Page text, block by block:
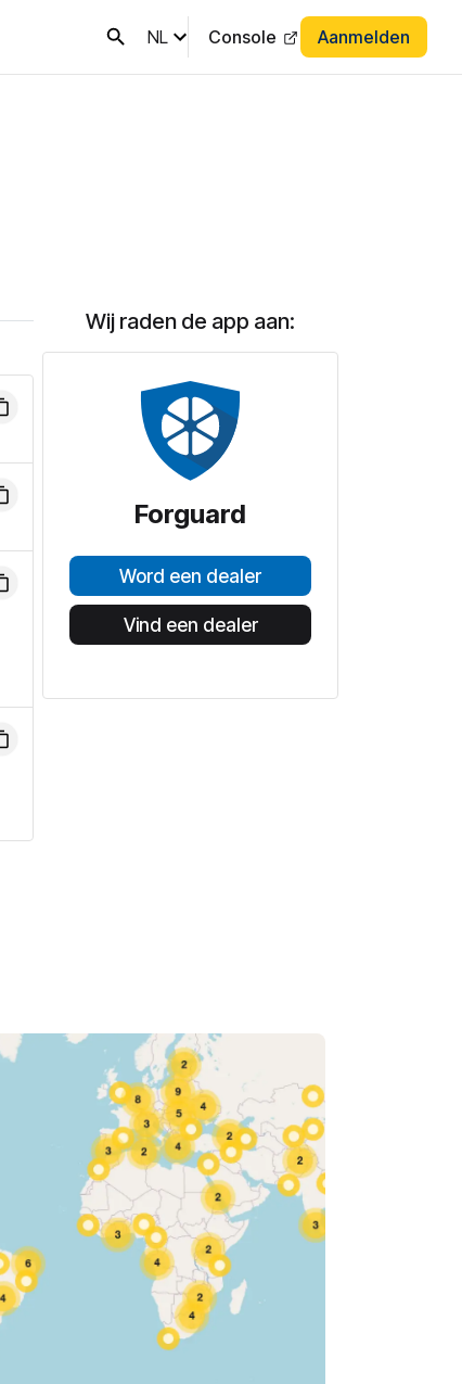
NL Console Aanmelden
Wij raden de app aan:
Forguard
Word een dealer
Vind een dealer